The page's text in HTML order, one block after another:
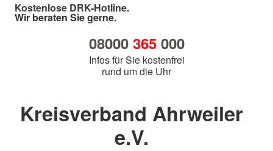
Kostenlose DRK-Hotline.
Wir beraten Sie gerne.
08000 365000
Infos für Sie kostenfrei
rund um die Uhr
Kreisverband Ahrweiler
e.V.